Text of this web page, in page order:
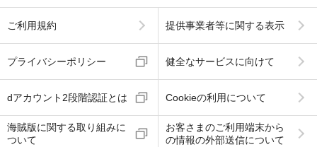
ご利用規約 提供事業者等に関する表示
プライバシーポリシー 健全なサービスに向けて
dアカウント2段階認証とは Cookieの利用について
海賊版に関する取り組みに
ついて
お客さまのご利用端末から
の情報の外部送信について